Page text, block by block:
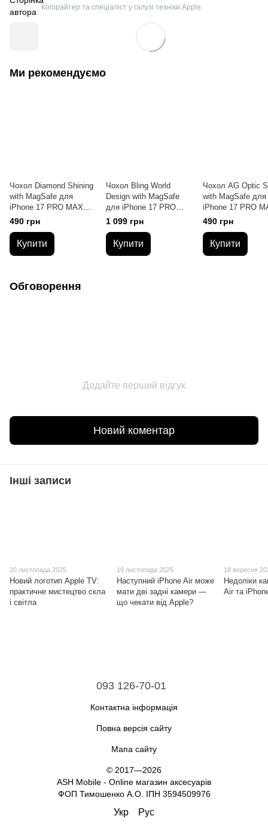
Копірайтер та спеціаліст у галузі техніки Apple.
Ми рекомендуємо
Чохол Diamond Shining
with MagSafe для
iPhone 17 PRO MAX
Deep Purple
490 грн
Купити
Чохол Bling World
Design with MagSafe
для iPhone 17 PRO
MAX Orange
1 099 грн
Купити
Чохол AG Optic
with MagSafe для
iPhone 17 PRO
Gold
490 грн
Купити
Обговорення
Додайте перший відгук
Новий коментар
Інші записи
20 листопада 2025
Новий логотип Apple TV:
практичне мистецтво скла
і світла
19 листопада 2025
Наступний iPhone Air може
мати дві задні камери —
що чекати від Apple?
18 вересня
Недоліки
Air та
093 126-70-01
Контактна інформація
Повна версія сайту
Мапа сайту
© 2017—2026
ASH Mobile - Online магазин аксесуарів
ФОП Тимошенко А.О. ІПН 3594509976
Укр Рус